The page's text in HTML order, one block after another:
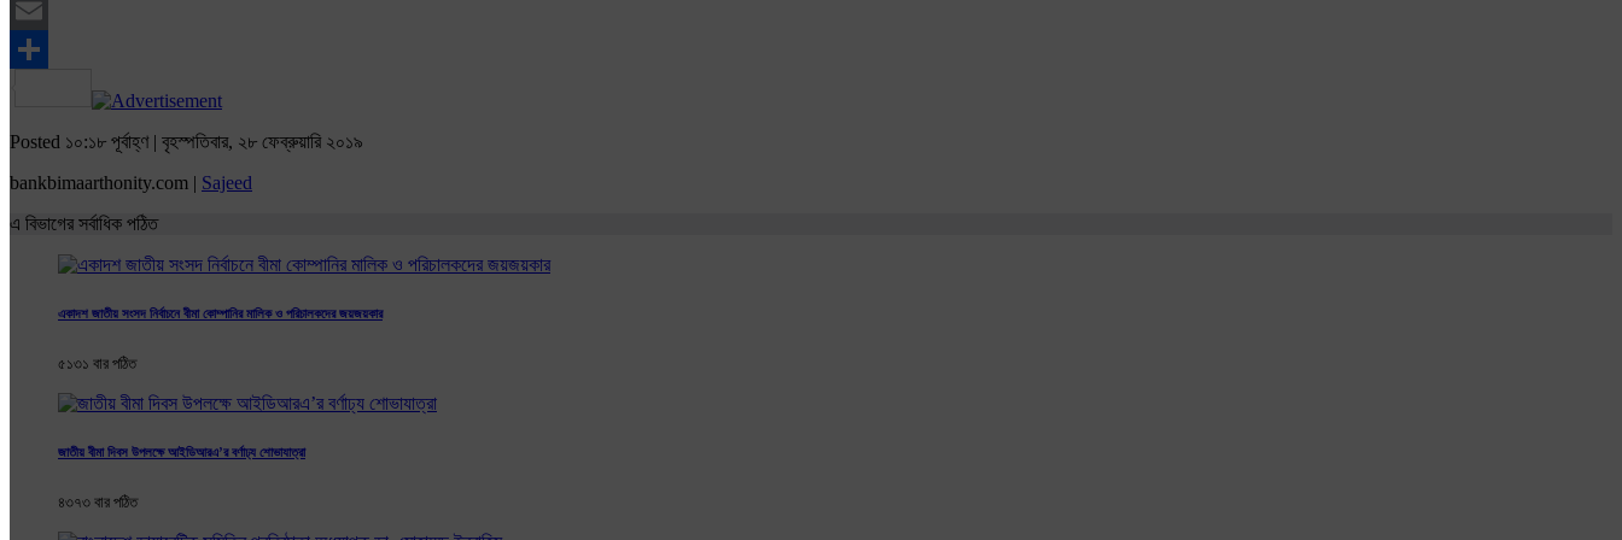
Twitter
Email
Share
Posted ১০:১৮ পূর্বাহ্ণ | বৃহস্পতিবার, ২৮ ফেব্রুয়ারি ২০১৯
bankbimaarthonity.com | Sajeed
এ বিভাগের সর্বাধিক পঠিত
একাদশ জাতীয় সংসদ নির্বাচনে বীমা কোম্পানির মালিক ও পরিচালকদের জয়জয়কার
৫১৩১ বার পঠিত
জাতীয় বীমা দিবস উপলক্ষে আইডিআরএ’র বর্ণাঢ্য শোভাযাত্রা
৪৩৭৩ বার পঠিত